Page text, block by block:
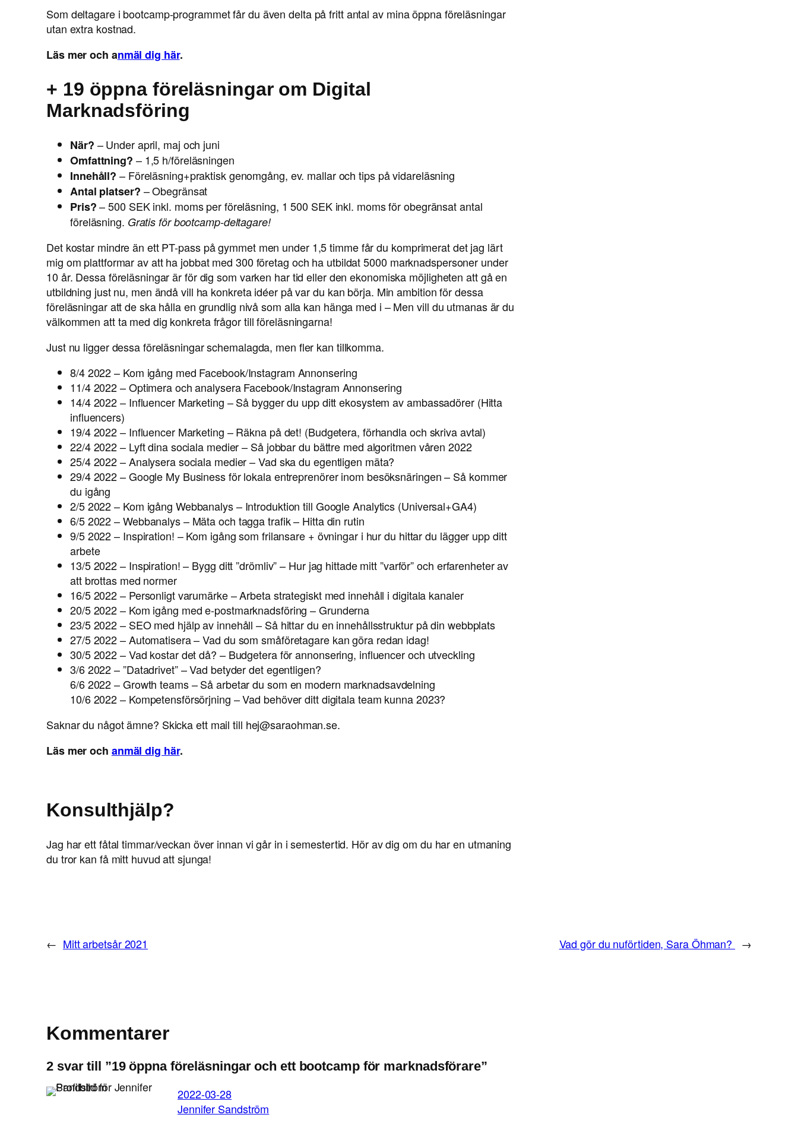
Som deltagare i bootcamp-programmet får du även delta på fritt antal av mina öppna föreläsningar
utan extra kostnad.
Läs mer och anmäl dig här.
+ 19 öppna föreläsningar om Digital
Marknadsföring
När? – Under april, maj och juni
Omfattning? – 1,5 h/föreläsningen
Innehåll? – Föreläsning+praktisk genomgång, ev. mallar och tips på vidareläsning
Antal platser? – Obegränsat
Pris?– 500 SEK inkl. moms per föreläsning, 1 500 SEK inkl. moms för obegränsat antal
föreläsning. Gratis för bootcamp-deltagare!
Det kostar mindre än ett PT-pass på gymmet men under 1,5 timme får du komprimerat det jag lärt
mig om plattformar av att ha jobbat med 300 företag och ha utbildat 5000 marknadspersoner under
10 år. Dessa föreläsningar är för dig som varken har tid eller den ekonomiska möjligheten att gå en
utbildning just nu, men ändå vill ha konkreta idéer på var du kan börja. Min ambition för dessa
föreläsningar att de ska hålla en grundlig nivå som alla kan hänga med i – Men vill du utmanas är du
välkommen att ta med dig konkreta frågor till föreläsningarna!
Just nu ligger dessa föreläsningar schemalagda, men fler kan tillkomma.
8/4 2022 – Kom igång med Facebook/Instagram Annonsering
11/4 2022 – Optimera och analysera Facebook/Instagram Annonsering
14/4 2022 – Influencer Marketing – Så bygger du upp ditt ekosystem av ambassadörer (Hitta
influencers)
19/4 2022 – Influencer Marketing – Räkna på det! (Budgetera, förhandla och skriva avtal)
22/4 2022 – Lyft dina sociala medier – Så jobbar du bättre med algoritmen våren 2022
25/4 2022 – Analysera sociala medier – Vad ska du egentligen mäta?
29/4 2022 – Google My Business för lokala entreprenörer inom besöksnäringen – Så kommer
du igång
2/5 2022 – Kom igång Webbanalys – Introduktion till Google Analytics (Universal+GA4)
6/5 2022 – Webbanalys – Mäta och tagga trafik – Hitta din rutin
9/5 2022 – Inspiration! – Kom igång som frilansare + övningar i hur du hittar du lägger upp ditt
arbete
13/5 2022 – Inspiration! – Bygg ditt ”drömliv” – Hur jag hittade mitt ”varför” och erfarenheter av
att brottas med normer
16/5 2022 – Personligt varumärke – Arbeta strategiskt med innehåll i digitala kanaler
20/5 2022 – Kom igång med e-postmarknadsföring – Grunderna
23/5 2022 – SEO med hjälp av innehåll – Så hittar du en innehållsstruktur på din webbplats
27/5 2022 – Automatisera – Vad du som småföretagare kan göra redan idag!
30/5 2022 – Vad kostar det då? – Budgetera för annonsering, influencer och utveckling
3/6 2022 – ”Datadrivet” – Vad betyder det egentligen?
6/6 2022 – Growth teams – Så arbetar du som en modern marknadsavdelning
10/6 2022 – Kompetensförsörjning – Vad behöver ditt digitala team kunna 2023?
Saknar du något ämne? Skicka ett mail till hej@saraohman.se.
Läs mer och anmäl dig här.
Konsulthjälp?
Jag har ett fåtal timmar/veckan över innan vi går in i semestertid. Hör av dig om du har en utmaning
du tror kan få mitt huvud att sjunga!
← Mitt arbetsår 2021 Vad gör du nuförtiden, Sara Öhman? →
Kommentarer
2 svar till ”19 öppna föreläsningar och ett bootcamp för marknadsförare”
2022-03-28
Jennifer Sandström